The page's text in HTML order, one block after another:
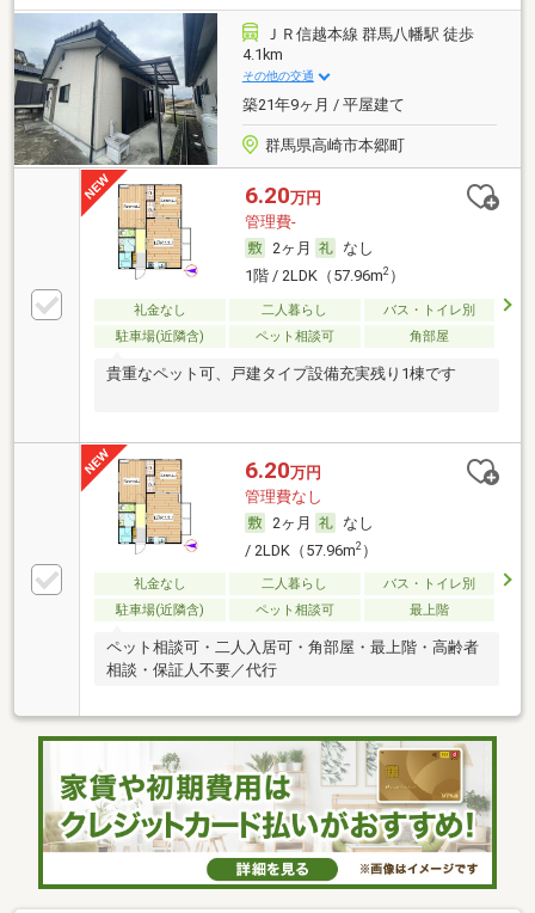
ＪＲ信越本線 群馬八幡駅 徒歩
4.1km
その他の交通
築21年9ヶ月 / 平屋建て
群馬県高崎市本郷町
6.20万円
管理費-
2ヶ月
なし
1階 / 2LDK（57.96m2）
礼金なし 二人暮らし
バス・トイレ別
駐車場(近隣含)
ペット相談可 角部屋
貴重なペット可、戸建タイプ設備充実残り1棟です
6.20万円
管理費なし
2ヶ月
なし
/ 2LDK（57.96m2）
礼金なし 二人暮らし
バス・トイレ別
駐車場(近隣含)
ペット相談可 最上階
ペット相談可・二人入居可・角部屋・最上階・高齢者
相談・保証人不要／代行